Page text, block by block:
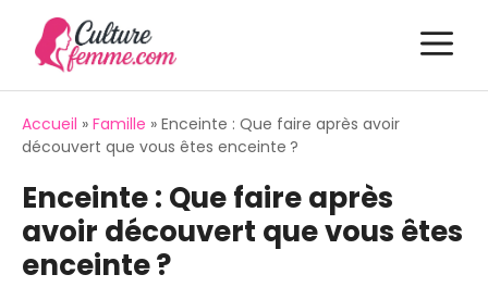
contenu
Accueil » Famille » Enceinte : Que faire après avoir
découvert que vous êtes enceinte ?
Enceinte : Que faire après
avoir découvert que vous êtes
enceinte ?